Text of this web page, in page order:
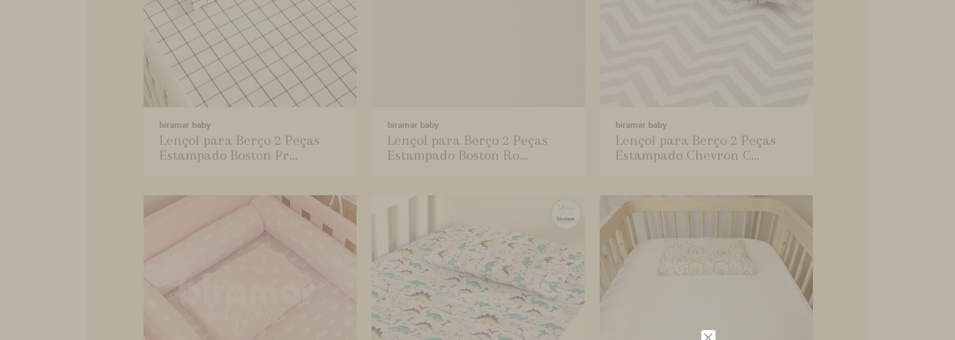
biramar baby
Lençol para Berço 2 Peças
Estampado Boston Pr...
biramar baby
Lençol para Berço 2 Peças
Estampado Boston Ro...
biramar baby
Lençol para Berço 2 Peças
Estampado Chevron C...